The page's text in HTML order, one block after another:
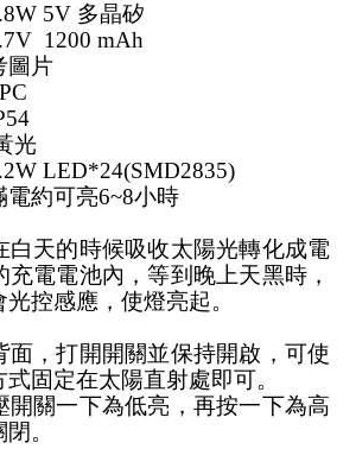
5V 多晶矽
1200 mAh
圖片
光
LED*24(SMD2835)
電約可亮6~8小時
白天的時候吸收太陽光轉化成電
電電池內，等到晚上天黑時，
控感應，使燈亮起。
面，打開開關並保持開啟，可使
固定在太陽直射處即可。
開關一下為低亮，再按一下為高
。